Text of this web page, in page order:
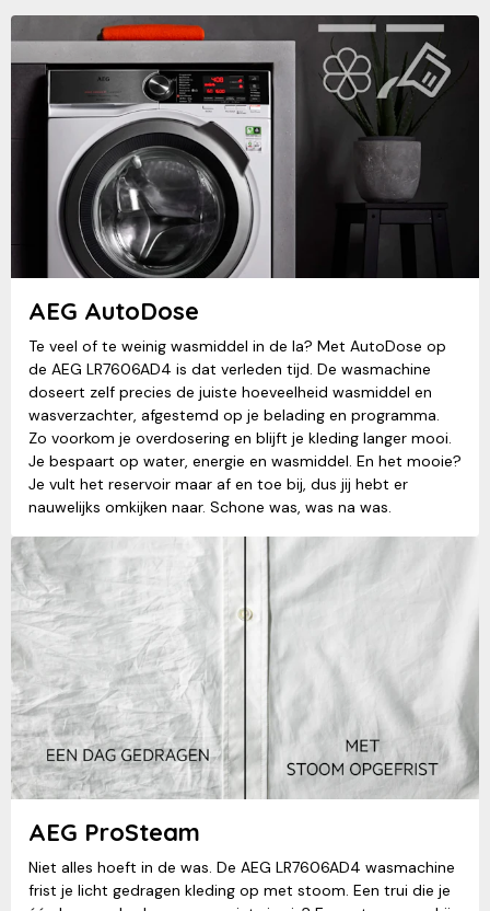
AEG AutoDose
Te veel of te weinig wasmiddel in de la? Met AutoDose op
de AEG LR7606AD4 is dat verleden tijd. De wasmachine
doseert zelf precies de juiste hoeveelheid wasmiddel en
wasverzachter, afgestemd op je belading en programma.
Zo voorkom je overdosering en blijft je kleding langer mooi.
Je bespaart op water, energie en wasmiddel. En het mooie?
Je vult het reservoir maar af en toe bij, dus jij hebt er
nauwelijks omkijken naar. Schone was, was na was.
AEG ProSteam
Niet alles hoeft in de was. De AEG LR7606AD4 wasmachine
frist je licht gedragen kleding op met stoom. Een trui die je